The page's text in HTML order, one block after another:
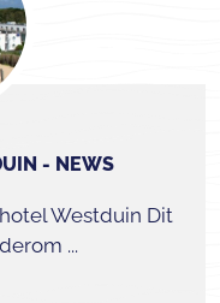
- NEWS
Westduin Dit
...